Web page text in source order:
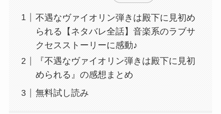
不遇なヴァイオリン弾きは殿下に見初め
られる【ネタバレ全話】音楽系のラブサ
クセスストーリーに感動♪
『不遇なヴァイオリン弾きは殿下に見初
められる』の感想まとめ
無料試し読み